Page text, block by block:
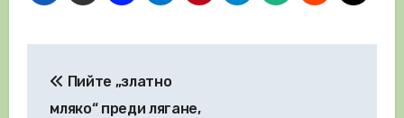
Пийте „златно
мляко“ преди лягане,